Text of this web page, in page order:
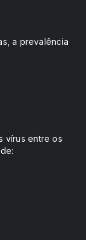
a prevalência
vírus entre os